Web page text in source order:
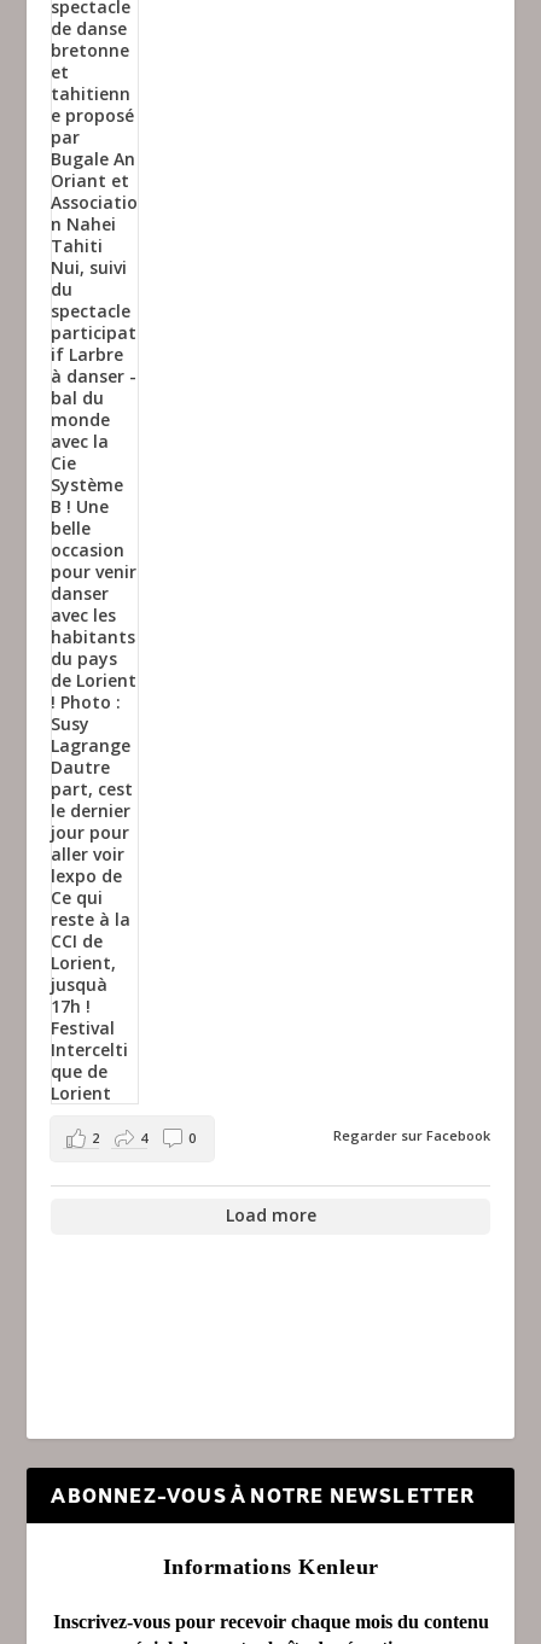
Regarder sur Facebook
2 4 0
Load more
ABONNEZ-VOUS À NOTRE NEWSLETTER
Informations Kenleur
Inscrivez-vous pour recevoir chaque mois du contenu